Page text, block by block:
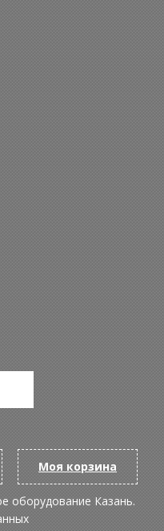
Моя корзина
оборудование Казань.